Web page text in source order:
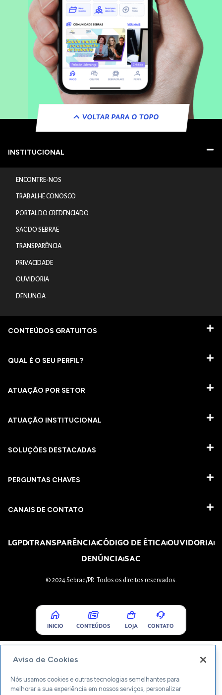
VOLTAR PARA O TOPO
INSTITUCIONAL
ENCONTRE-NOS
TRABALHE CONOSCO
PORTAL DO CREDENCIADO
SAC DO SEBRAE
TRANSPARÊNCIA
PRIVACIDADE
OUVIDORIA
DENUNCIA
CONTEÚDOS GRATUITOS
QUAL É O SEU PERFIL?
ATUAÇÃO POR SETOR
ATUAÇÃO INSTITUCIONAL
SOLUÇÕES DESTACADAS
PERGUNTAS CHAVES​
CANAIS DE CONTATO
LGPDTRANSPARÊNCIACÓDIGO DE ÉTICAOUVIDORIA
DENÚNCIASAC
© 2024 Sebrae/PR. Todos os direitos reservados.
INICIO CONTEÚDOS LOJA CONTATO
Aviso de Cookies
Nós usamos cookies e outras tecnologias semelhantes para
melhorar a sua experiência em nossos serviços, personalizar